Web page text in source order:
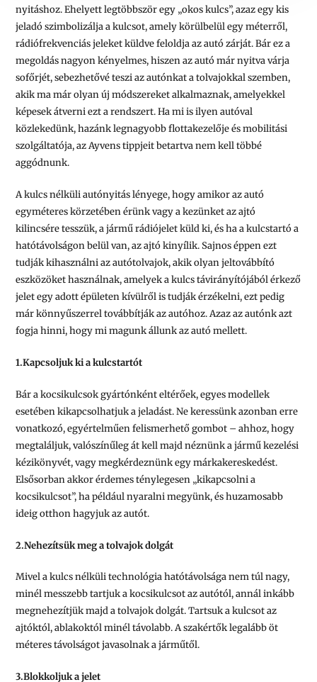
nyitáshoz. Ehelyett legtöbbször egy „okos kulcs”, azaz egy kis
jeladó szimbolizálja a kulcsot, amely körülbelül egy méterről,
rádiófrekvenciás jeleket küldve feloldja az autó zárját. Bár ez a
megoldás nagyon kényelmes, hiszen az autó már nyitva várja
sofőrjét, sebezhetővé teszi az autónkat a tolvajokkal szemben,
akik ma már olyan új módszereket alkalmaznak, amelyekkel
képesek átverni ezt a rendszert. Ha mi is ilyen autóval
közlekedünk, hazánk legnagyobb flottakezelője és mobilitási
szolgáltatója, az Ayvens tippjeit betartva nem kell többé
aggódnunk.
A kulcs nélküli autónyitás lényege, hogy amikor az autó
egyméteres körzetében érünk vagy a kezünket az ajtó
kilincsére tesszük, a jármű rádiójelet küld ki, és ha a kulcstartó a
hatótávolságon belül van, az ajtó kinyílik. Sajnos éppen ezt
tudják kihasználni az autótolvajok, akik olyan jeltovábbító
eszközöket használnak, amelyek a kulcs távirányítójából érkező
jelet egy adott épületen kívülről is tudják érzékelni, ezt pedig
már könnyűszerrel továbbítják az autóhoz. Azaz az autónk azt
fogja hinni, hogy mi magunk állunk az autó mellett.
1.Kapcsoljuk ki a kulcstartót
Bár a kocsikulcsok gyártónként eltérőek, egyes modellek
esetében kikapcsolhatjuk a jeladást. Ne keressünk azonban erre
vonatkozó, egyértelműen felismerhető gombot – ahhoz, hogy
megtaláljuk, valószínűleg át kell majd néznünk a jármű kezelési
kézikönyvét, vagy megkérdeznünk egy márkakereskedést.
Elsősorban akkor érdemes ténylegesen „kikapcsolni a
kocsikulcsot”, ha például nyaralni megyünk, és huzamosabb
ideig otthon hagyjuk az autót.
2.Nehezítsük meg a tolvajok dolgát
Mivel a kulcs nélküli technológia hatótávolsága nem túl nagy,
minél messzebb tartjuk a kocsikulcsot az autótól, annál inkább
megnehezítjük majd a tolvajok dolgát. Tartsuk a kulcsot az
ajtóktól, ablakoktól minél távolabb. A szakértők legalább öt
méteres távolságot javasolnak a járműtől.
3.Blokkoljuk a jelet